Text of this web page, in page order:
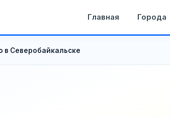
Главная Города
в Северобайкальске